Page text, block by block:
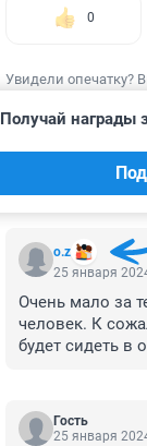
0
Увидели опечатку?
o.z
Получай награды
25 января
Очень мало за
человек. К
будет сидеть в
Гость
25 января